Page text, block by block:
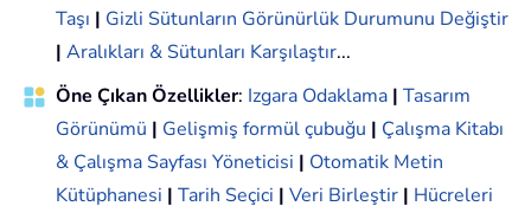
Taşı | Gizli Sütunların Görünürlük Durumunu Değiştir
| Aralıkları & Sütunları Karşılaştır...
Öne Çıkan Özellikler: Izgara Odaklama | Tasarım
Görünümü | Gelişmiş formül çubuğu | Çalışma Kitabı
& Çalışma Sayfası Yöneticisi | Otomatik Metin
Kütüphanesi | Tarih Seçici | Veri Birleştir | Hücreleri